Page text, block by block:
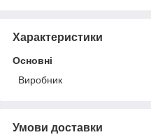
Характеристики
Основні
Виробник
Умови доставки